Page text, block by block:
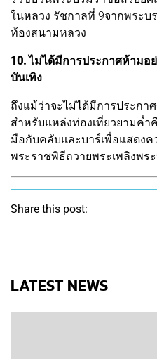
ในหลวง รัชกาลที่ 9จากพระ
ท้องสนามหลวง
10. ไม่ได้มีการประกาศห้ามอ
บันเทิง
ถึงแม้ว่าจะไม่ได้มีการประกา
สำหรับแหล่งท่องเที่ยวยามค่
มือกับคลับและบาร์เพื่อแสดงค
พระราชพิธีถวายพระเพลิงพร
Share this post:
LATEST NEWS